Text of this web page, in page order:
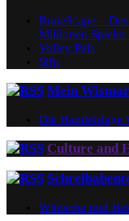
RuneScape –
Millionen Spieler
Volley Pals
Sifu
Mein
Die Handelslage
Culture and
Wünsche und